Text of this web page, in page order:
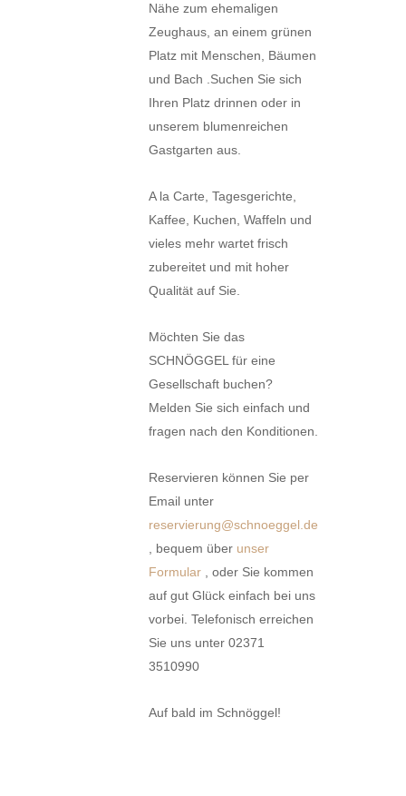
Nähe zum ehemaligen
Zeughaus, an einem grünen
Platz mit Menschen, Bäumen
und Bach .Suchen Sie sich
Ihren Platz drinnen oder in
unserem blumenreichen
Gastgarten aus.
A la Carte, Tagesgerichte,
Kaffee, Kuchen, Waffeln und
vieles mehr wartet frisch
zubereitet und mit hoher
Qualität auf Sie.
Möchten Sie das
SCHNÖGGEL für eine
Gesellschaft buchen?
Melden Sie sich einfach und
fragen nach den Konditionen.
Reservieren können Sie per
Email unter
reservierung@schnoeggel.de
, bequem über unser
Formular , oder Sie kommen
auf gut Glück einfach bei uns
vorbei. Telefonisch erreichen
Sie uns unter 02371
3510990
Auf bald im Schnöggel!